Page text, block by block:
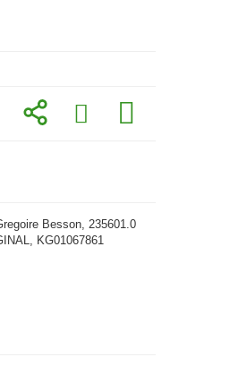
Besson, 235601.0
KG01067861